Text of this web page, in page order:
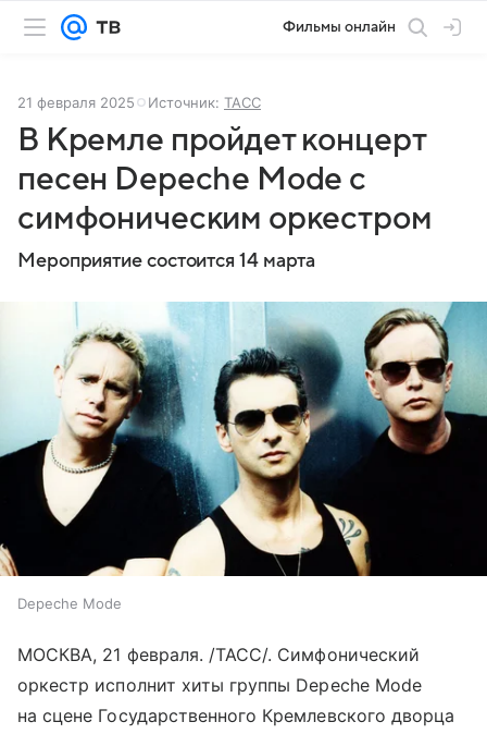
Фильмы онлайн
21 февраля 2025 Источник: ТАСС
В Кремле пройдет концерт
песен Depeche Mode с
симфоническим оркестром
Мероприятие состоится 14 марта
Depeche Mode
МОСКВА, 21 февраля. /ТАСС/. Симфонический
оркестр исполнит хиты группы Depeche Mode
на сцене Государственного Кремлевского дворца